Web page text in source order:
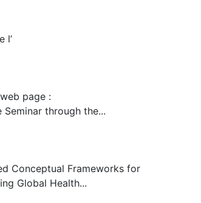
l’
page :
through the...
Conceptual Frameworks for
Global Health...